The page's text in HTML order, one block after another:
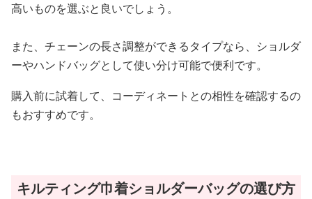
高いものを選ぶと良いでしょう。
また、チェーンの長さ調整ができるタイプなら、ショルダ
ーやハンドバッグとして使い分け可能で便利です。
購入前に試着して、コーディネートとの相性を確認するの
もおすすめです。
キルティング巾着ショルダーバッグの選び方